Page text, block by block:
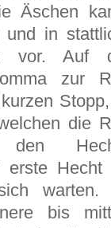
Äschen
und in
vor. Auf
zur
die
erste Hecht
warten.
bis